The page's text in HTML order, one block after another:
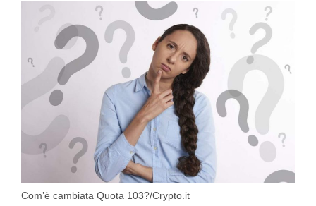
Com’è cambiata Quota 103?/Crypto.it